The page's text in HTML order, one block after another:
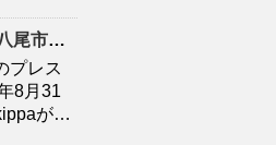
akippaが大阪府八尾市と連携協定を締結！駐車場シェアを活かしたにぎわいの創出と関係
プレス
8月31
が…